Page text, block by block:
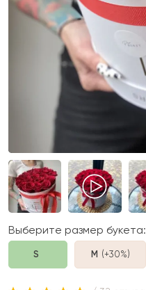
Выберите размер букета:
S M (+30%)